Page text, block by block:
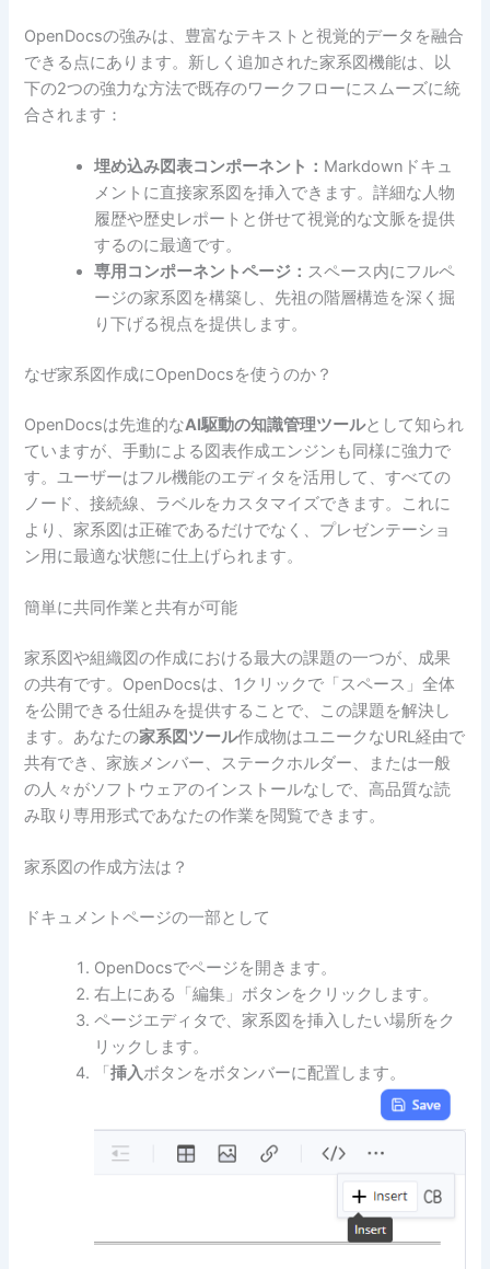
OpenDocsの強みは、豊富なテキストと視覚的データを融合
できる点にあります。新しく追加された家系図機能は、以
下の2つの強力な方法で既存のワークフローにスムーズに統
合されます：
埋め込み図表コンポーネント： Markdownドキュ
メントに直接家系図を挿入できます。詳細な人物
履歴や歴史レポートと併せて視覚的な文脈を提供
するのに最適です。
専用コンポーネントページ： スペース内にフルペ
ージの家系図を構築し、先祖の階層構造を深く掘
り下げる視点を提供します。
なぜ家系図作成にOpenDocsを使うのか？
OpenDocsは先進的なAI駆動の知識管理ツールとして知られ
ていますが、手動による図表作成エンジンも同様に強力で
す。ユーザーはフル機能のエディタを活用して、すべての
ノード、接続線、ラベルをカスタマイズできます。これに
より、家系図は正確であるだけでなく、プレゼンテーショ
ン用に最適な状態に仕上げられます。
簡単に共同作業と共有が可能
家系図や組織図の作成における最大の課題の一つが、成果
の共有です。OpenDocsは、1クリックで「スペース」全体
を公開できる仕組みを提供することで、この課題を解決し
ます。あなたの家系図ツール作成物はユニークなURL経由で
共有でき、家族メンバー、ステークホルダー、または一般
の人々がソフトウェアのインストールなしで、高品質な読
み取り専用形式であなたの作業を閲覧できます。
家系図の作成方法は？
ドキュメントページの一部として
OpenDocsでページを開きます。
右上にある「編集」ボタンをクリックします。
ページエディタで、家系図を挿入したい場所をク
リックします。
「挿入ボタンをボタンバーに配置します。